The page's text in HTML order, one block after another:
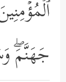
جَهَنَّمَۖ